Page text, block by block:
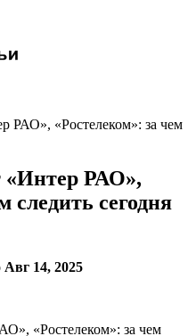
РАО», «Ростелеком»: за чем
«Интер РАО»,
следить сегодня
Авг 14, 2025